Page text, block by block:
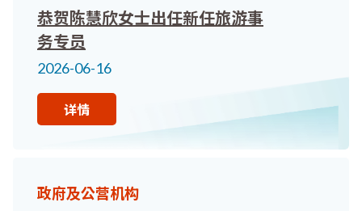
恭贺陈慧欣女士出任新任旅游事
务专员
2026-06-16
详情
政府及公营机构